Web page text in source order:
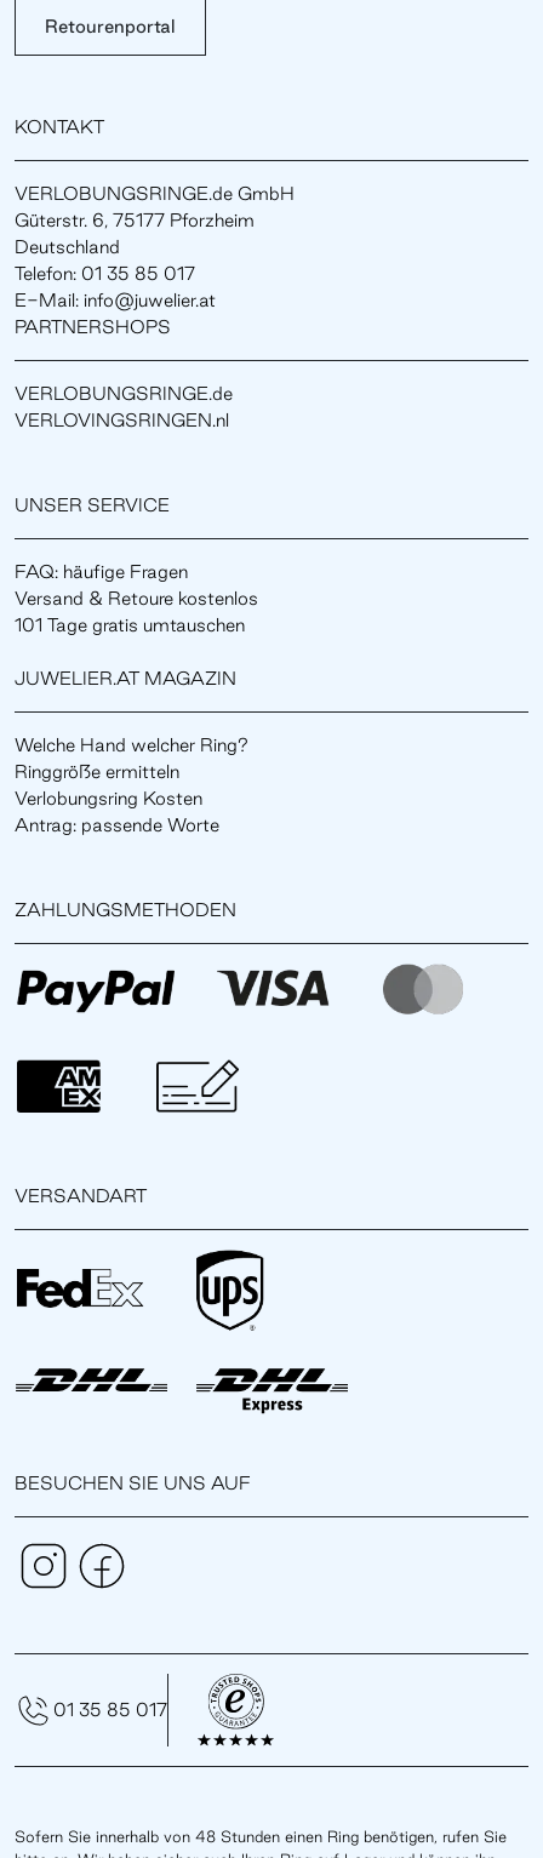
Retourenportal
KONTAKT
VERLOBUNGSRINGE.de GmbH
Güterstr. 6, 75177 Pforzheim
Deutschland
Telefon: 01 35 85 017
E-Mail: info@juwelier.at
PARTNERSHOPS
VERLOBUNGSRINGE.de
VERLOVINGSRINGEN.nl
UNSER SERVICE
FAQ: häufige Fragen
Versand & Retoure kostenlos
101 Tage gratis umtauschen
JUWELIER.AT MAGAZIN
Welche Hand welcher Ring?
Ringgröße ermitteln
Verlobungsring Kosten
Antrag: passende Worte
ZAHLUNGSMETHODEN
VERSANDART
BESUCHEN SIE UNS AUF
Sofern Sie innerhalb von 48 Stunden einen Ring benötigen, rufen Sie
01 35 85 017